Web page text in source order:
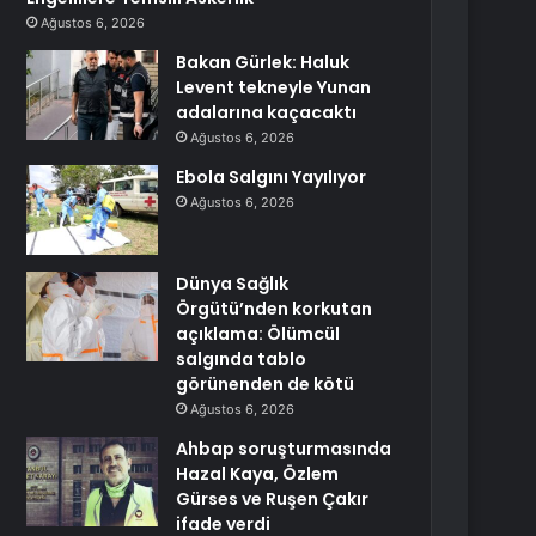
Ağustos 6, 2026
Bakan Gürlek: Haluk
Levent tekneyle Yunan
adalarına kaçacaktı
Ağustos 6, 2026
Ebola Salgını Yayılıyor
Ağustos 6, 2026
Dünya Sağlık
Örgütü’nden korkutan
açıklama: Ölümcül
salgında tablo
görünenden de kötü
Ağustos 6, 2026
Ahbap soruşturmasında
Hazal Kaya, Özlem
Gürses ve Ruşen Çakır
ifade verdi